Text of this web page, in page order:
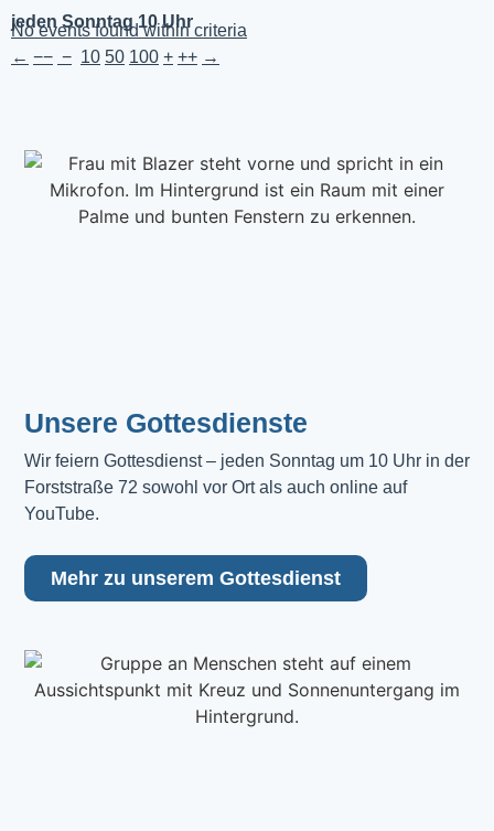
jeden Sonntag 10 Uhr
No events found within criteria
← −− − 10 50 100 + ++ →
Unsere Gottesdienste
Wir feiern Gottesdienst – jeden Sonntag um 10 Uhr in der
Forststraße 72 sowohl vor Ort als auch online auf
YouTube.
Mehr zu unserem Gottesdienst